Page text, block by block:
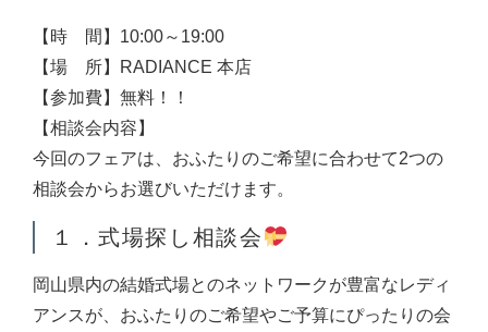
【時 間】10:00～19:00
【場 所】RADIANCE 本店
【参加費】無料！！
【相談会内容】
今回のフェアは、おふたりのご希望に合わせて2つの
相談会からお選びいただけます。
１．式場探し相談会
岡山県内の結婚式場とのネットワークが豊富なレディ
アンスが、おふたりのご希望やご予算にぴったりの会